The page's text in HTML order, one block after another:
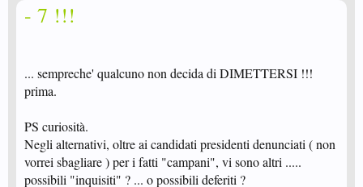
- 7 !!!
... sempreche' qualcuno non decida di DIMETTERSI !!!
prima.
PS curiosità.
Negli alternativi, oltre ai candidati presidenti denunciati ( non
vorrei sbagliare ) per i fatti "campani", vi sono altri .....
possibili "inquisiti" ? ... o possibili deferiti ?